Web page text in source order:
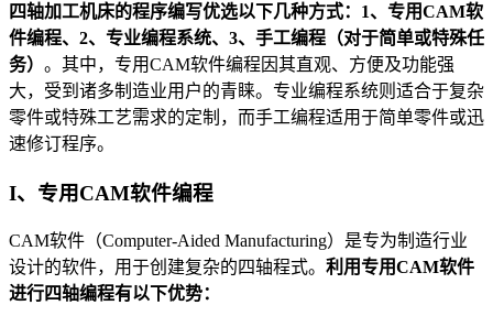
四轴加工机床的程序编写优选以下几种方式：1、专用CAM软
件编程、2、专业编程系统、3、手工编程（对于简单或特殊任
务） 。其中，专用CAM软件编程因其直观、方便及功能强
大，受到诸多制造业用户的青睐。专业编程系统则适合于复杂
零件或特殊工艺需求的定制，而手工编程适用于简单零件或迅
速修订程序。
I、专用CAM软件编程
CAM软件（Computer-Aided Manufacturing）是专为制造行业
设计的软件，用于创建复杂的四轴程式。 利用专用CAM软件
进行四轴编程有以下优势：